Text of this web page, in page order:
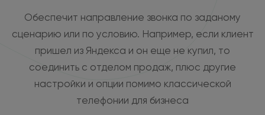
Обеспечит направление звонка по заданому
сценарию или по условию. Например, если клиент
пришел из Яндекса и он еще не купил, то
соединить с отделом продаж, плюс другие
настройки и опции помимо классической
телефонии для бизнеса